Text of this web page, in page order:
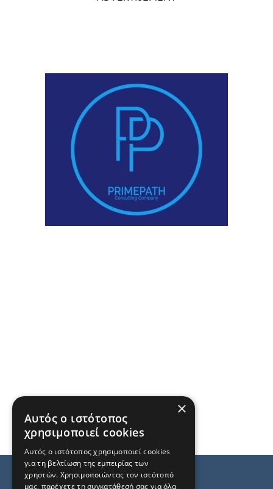
×
Αυτός ο ιστότοπος
χρησιμοποιεί cookies
Αυτός ο ιστότοπος χρησιμοποιεί cookies
για τη βελτίωση της εμπειρίας των
χρηστών. Χρησιμοποιώντας τον ιστότοπό
μας, παρέχετε τη συγκατάθεσή σας για όλα